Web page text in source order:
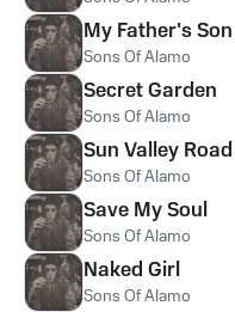
My Father's Son
Sons Of Alamo
Secret Garden
Sons Of Alamo
Sun Valley Road
Sons Of Alamo
Save My Soul
Sons Of Alamo
Naked Girl
Sons Of Alamo